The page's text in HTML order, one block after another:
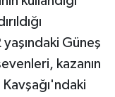
Güneş
kazanın
Kavşağı'ndaki